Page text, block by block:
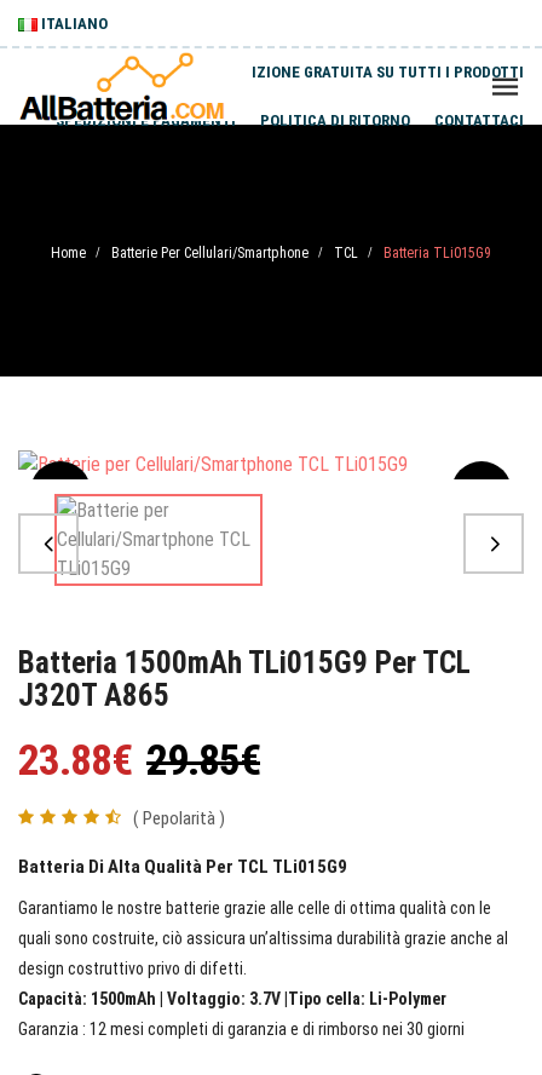
ITALIANO
SPEDIZIONE GRATUITA SU TUTTI I PRODOTTI
SPEDIZIONI E PAGAMENTI POLITICA DI RITORNO CONTATTACI
Home / Batterie Per Cellulari/Smartphone / TCL / Batteria TLi015G9
Sale
Batteria 1500mAh TLi015G9 Per TCL
J320T A865
23.88€ 29.85€
( Pepolarità )
Batteria Di Alta Qualità Per TCL TLi015G9
Garantiamo le nostre batterie grazie alle celle di ottima qualità con le
quali sono costruite, ciò assicura un’altissima durabilità grazie anche al
design costruttivo privo di difetti.
Capacità: 1500mAh | Voltaggio: 3.7V |Tipo cella: Li-Polymer
Garanzia : 12 mesi completi di garanzia e di rimborso nei 30 giorni